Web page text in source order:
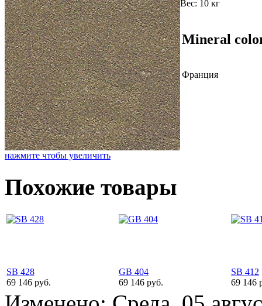
нажмите чтобы увеличить
Вес: 10 кг
Mineral
Франция
Похожие товары
SB 428
69 146 руб.
GB 404
69 146 руб.
SB 412
69 146